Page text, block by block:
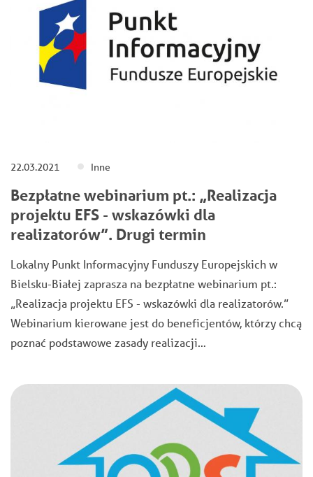
22.03.2021 Inne
Bezpłatne webinarium pt.: „Realizacja
projektu EFS - wskazówki dla
realizatorów”. Drugi termin
Lokalny Punkt Informacyjny Funduszy Europejskich w
Bielsku-Białej zaprasza na bezpłatne webinarium pt.:
„Realizacja projektu EFS - wskazówki dla realizatorów.”
Webinarium kierowane jest do beneficjentów, którzy chcą
poznać podstawowe zasady realizacji…